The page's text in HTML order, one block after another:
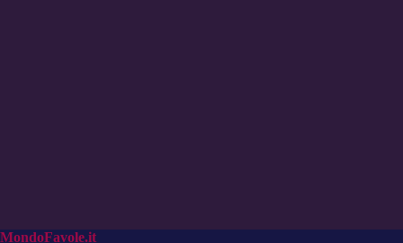
MondoFavole.it